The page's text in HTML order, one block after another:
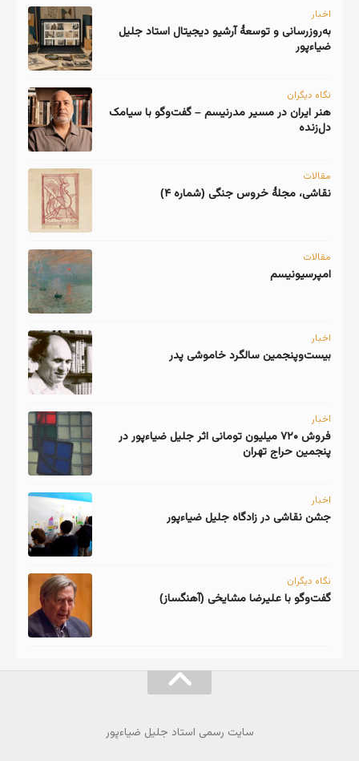
اخبار
به‌روزرسانی و توسعهٔ آرشیو دیجیتال استاد جلیل
ضیاءپور
نگاه دیگران
هنر ایران در مسیر مدرنیسم – گفت‌وگو با سیامک
دل‌زنده
مقالات
نقاشی، مجلهٔ خروس جنگی (شماره ۴)
مقالات
امپرسیونیسم
اخبار
اخبار
فروش ۷۲۰ میلیون تومانی اثر جلیل ضیاءپور در
پنجمین حراج تهران
اخبار
جشن نقاشی در زادگاه جلیل ضیاءپور
نگاه دیگران
گفت‌وگو با علیرضا مشایخی (آهنگساز)
سایت رسمی استاد جلیل ضیاءپور